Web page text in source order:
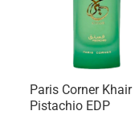
Paris Corner Khair
Pistachio EDP